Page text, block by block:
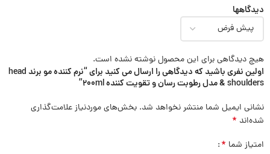
دیدگاهها
هیچ دیدگاهی برای این محصول نوشته نشده است.
اولین نفری باشید که دیدگاهی را ارسال می کنید برای “نرم کننده مو برند head
& shoulders مدل رطوبت رسان و تقویت کننده 200ml”
نشانی ایمیل شما منتشر نخواهد شد. بخش‌های موردنیاز علامت‌گذاری
شده‌اند *
امتیاز شما *